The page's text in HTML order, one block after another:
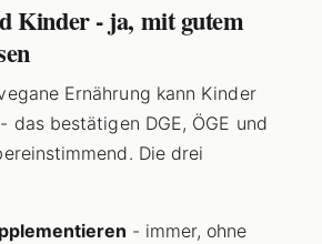
Kinder - ja, mit gutem
Ernährung kann Kinder
das bestätigen DGE, ÖGE und
Die drei
- immer, ohne